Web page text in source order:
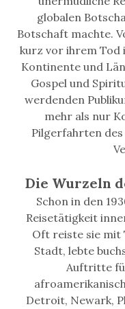
globalen
Botschaft machte.
kurz vor ihrem Tod
Kontinente und
Gospel und
werdenden
mehr als nur
Pilgerfahrten
Die Wurzeln
Schon in den
Reisetätigkeit
Oft reiste sie mit
Stadt, lebte
Auftritte
Detroit, Newark,